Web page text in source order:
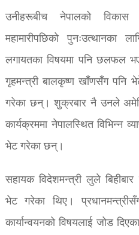
उनीहरूबीच नेपालको विकास
महामारीपछिको पुनःउत्थानका
लगायतका विषयमा पनि छलफल
गृहमन्त्री बालकृष्ण खाँणसँग पनि
गरेका छन्। शुक्रबार नै उनले
कार्यक्रममा नेपालस्थित विभिन्न
भेट गरेका छन्।
सहायक विदेशमन्त्री लुले
भेट गरेका थिए।
कार्यान्वयनको विषयलाई जोड